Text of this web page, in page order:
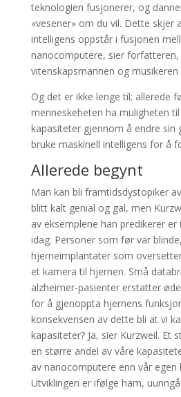
teknologien fusjonerer, og
«vesener» om du vil. Dette skjer
intelligens oppstår i fusjonen
nanocomputere, sier forfatteren,
vitenskapsmannen og musikeren
Og det er ikke lenge til; allerede
menneskeheten ha muligheten
kapasiteter gjennom å endre sin
bruke maskinell intelligens for å
Allerede begynt
Man kan bli framtidsdystopiker
blitt kalt genial og gal, men
av eksemplene han predikerer
idag. Personer som før var
hjerneimplantater som
et kamera til hjernen. Små
alzheimer-pasienter erstatter
for å gjenoppta hjernens
konsekvensen av dette bli at vi
kapasiteter? Ja, sier Kurzweil. Et
en større andel av våre
av nanocomputere enn vår egen
Utviklingen er ifølge ham,